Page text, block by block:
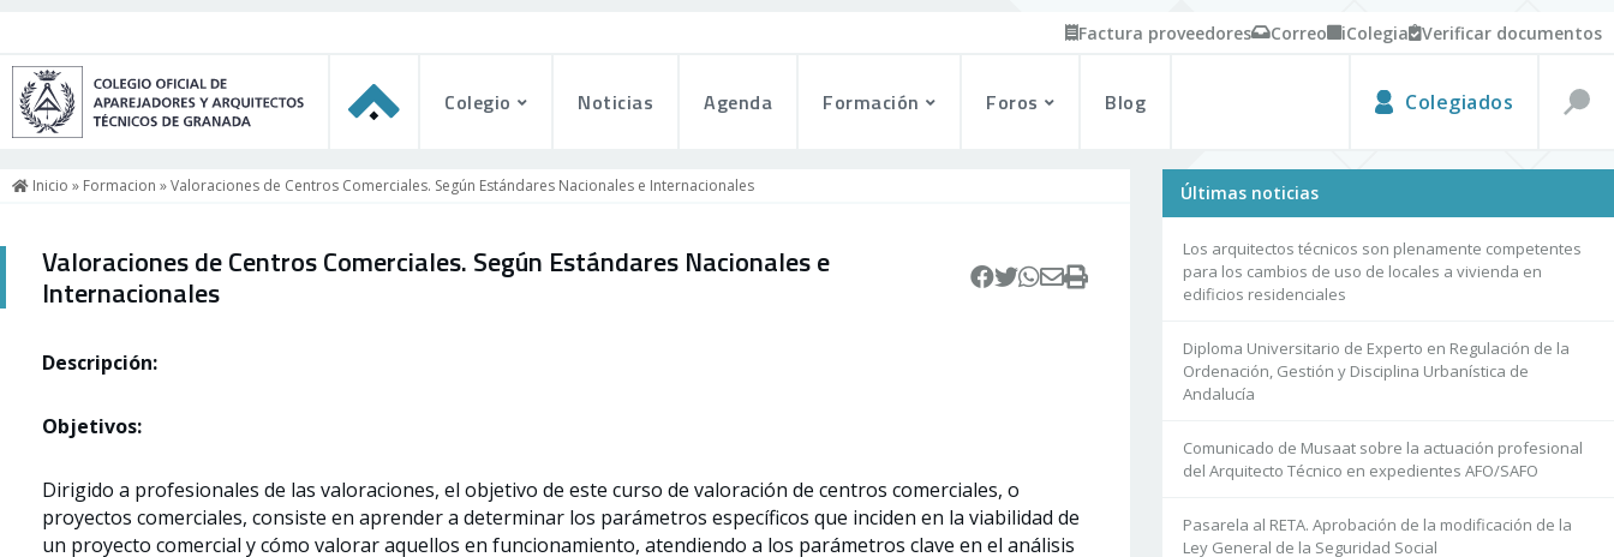
Factura proveedores Correo iColegia Verificar documentos
Colegio Noticias Agenda Formación Foros Blog Colegiados
Inicio » Formacion » Valoraciones de Centros Comerciales. Según Estándares Nacionales e Internacionales
Valoraciones de Centros Comerciales. Según Estándares Nacionales e
Internacionales
Descripción:
Objetivos:
Dirigido a profesionales de las valoraciones, el objetivo de este curso de valoración de centros comerciales, o
proyectos comerciales, consiste en aprender a determinar los parámetros específicos que inciden en la viabilidad de
un proyecto comercial y cómo valorar aquellos en funcionamiento, atendiendo a los parámetros clave en el análisis
Últimas noticias
Los arquitectos técnicos son plenamente competentes
para los cambios de uso de locales a vivienda en
edificios residenciales
Diploma Universitario de Experto en Regulación de la
Ordenación, Gestión y Disciplina Urbanística de
Andalucía
Comunicado de Musaat sobre la actuación profesional
del Arquitecto Técnico en expedientes AFO/SAFO
Pasarela al RETA. Aprobación de la modificación de la
Ley General de la Seguridad Social